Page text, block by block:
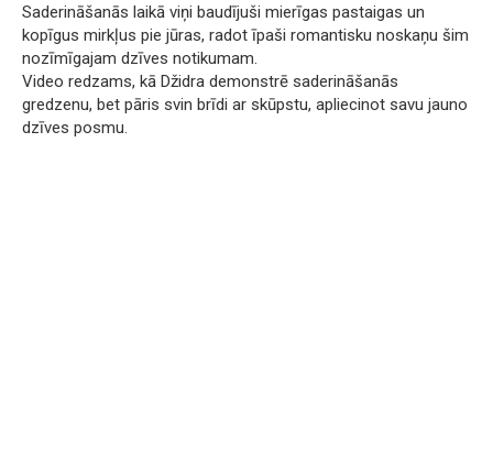
Saderināšanās laikā viņi baudījuši mierīgas pastaigas un
kopīgus mirkļus pie jūras, radot īpaši romantisku noskaņu šim
nozīmīgajam dzīves notikumam.
Video redzams, kā Džidra demonstrē saderināšanās
gredzenu, bet pāris svin brīdi ar skūpstu, apliecinot savu jauno
dzīves posmu.